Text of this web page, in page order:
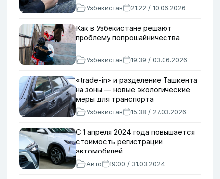
Узбекистан 21:22 / 10.06.2026
Как в Узбекистане решают
проблему попрошайничества
Узбекистан 19:39 / 03.06.2026
«trade-in» и разделение Ташкента
на зоны — новые экологические
меры для транспорта
Узбекистан 15:38 / 27.03.2026
С 1 апреля 2024 года повышается
стоимость регистрации
автомобилей
Авто 19:00 / 31.03.2024